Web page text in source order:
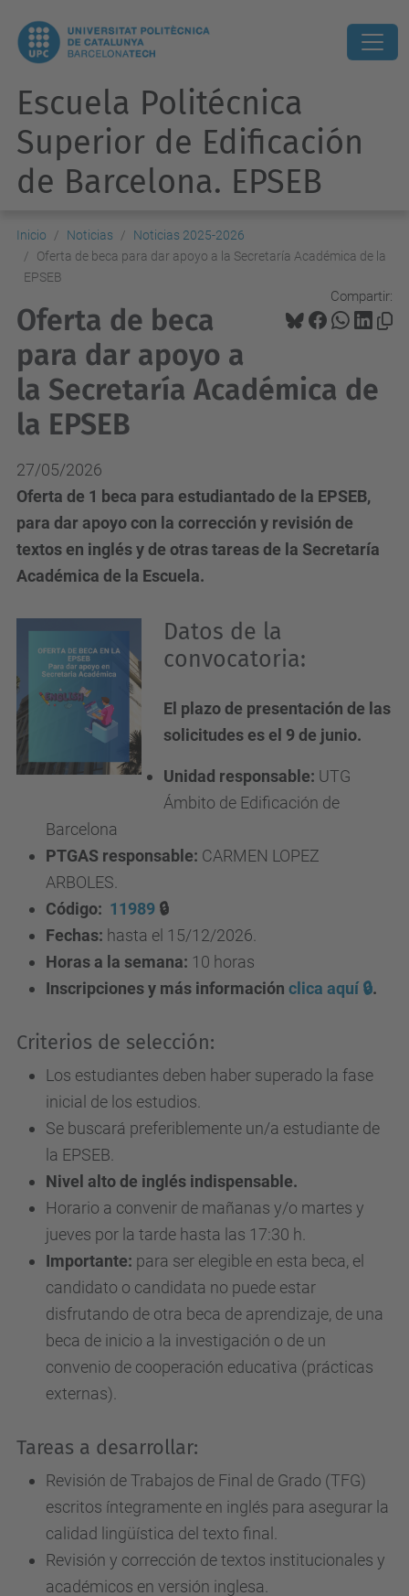
Escuela Politécnica
Superior de Edificación
de Barcelona. EPSEB
Inicio Noticias
Noticias 2025-2026
Oferta de beca para dar apoyo a la Secretaría Académica de la
EPSEB
Compartir:
Oferta de beca
para dar apoyo a
la Secretaría Académica de
la EPSEB
27/05/2026
Oferta de 1 beca para estudiantado de la EPSEB,
para dar apoyo con la corrección y revisión de
textos en inglés y de otras tareas de la Secretaría
Académica de la Escuela.
Datos de la
convocatoria:
El plazo de presentación de las
solicitudes es el 9 de junio.
Unidad responsable: UTG
Ámbito de Edificación de
Barcelona
PTGAS responsable: CARMEN LOPEZ
ARBOLES.
Código: 11989 🔒
Fechas: hasta el 15/12/2026.
Horas a la semana: 10 horas
Inscripciones y más información clica aquí 🔒.
Criterios de selección:
Los estudiantes deben haber superado la fase
inicial de los estudios.
Se buscará preferiblemente un/a estudiante de
la EPSEB.
Nivel alto de inglés indispensable.
Horario a convenir de mañanas y/o martes y
jueves por la tarde hasta las 17:30 h.
Importante: para ser elegible en esta beca, el
candidato o candidata no puede estar
disfrutando de otra beca de aprendizaje, de una
beca de inicio a la investigación o de un
convenio de cooperación educativa (prácticas
externas).
Tareas a desarrollar:
Revisión de Trabajos de Final de Grado (TFG)
escritos íntegramente en inglés para asegurar la
calidad lingüística del texto final.
Revisión y corrección de textos institucionales y
académicos en versión inglesa.